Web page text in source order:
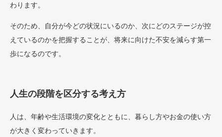
わります。
そのため、自分が今どの状況にいるのか、次にどのステージが控
えているのかを把握することが、将来に向けた不安を減らす第一
歩になるのです。
人生の段階を区分する考え方
人は、年齢や生活環境の変化とともに、暮らし方やお金の使い方
が大きく変わっていきます。